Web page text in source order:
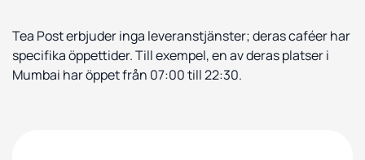
Tea Post erbjuder inga leveranstjänster; deras caféer har
specifika öppettider. Till exempel, en av deras platser i
Mumbai har öppet från 07:00 till 22:30.